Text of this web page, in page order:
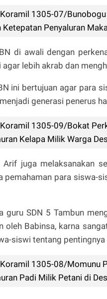
1305-07/
Penyaluran
di awali dengan
lebih akrab dan
ini bertujuan agar para
generasi penerus
1305-09/Bokat
Kelapa Milik Warga
Arif juga melaksanakan
pemahaman para siswa-
guru SDN 5 Tambun
oleh Babinsa, karna
siswi tentang
1305-08/Momunu
Padi Milik Petani di